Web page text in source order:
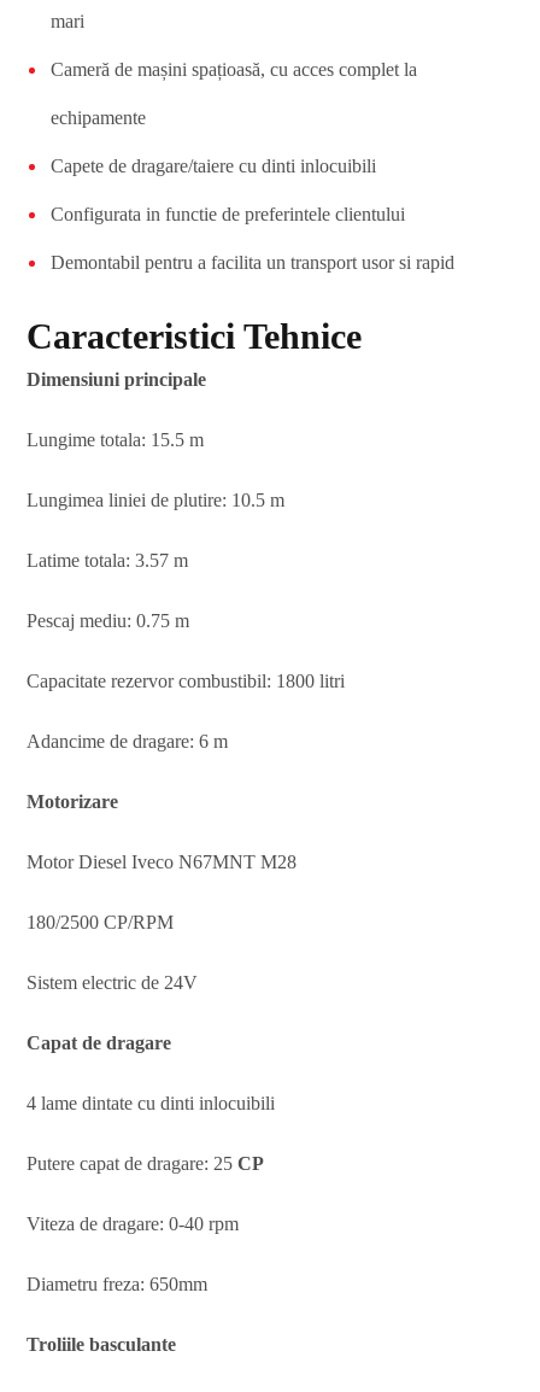
mari
Cameră de mașini spațioasă, cu acces complet la
echipamente
Capete de dragare/taiere cu dinti inlocuibili
Configurata in functie de preferintele clientului
Demontabil pentru a facilita un transport usor si rapid
Caracteristici Tehnice
Dimensiuni principale
Lungime totala: 15.5 m
Lungimea liniei de plutire: 10.5 m
Latime totala: 3.57 m
Pescaj mediu: 0.75 m
Capacitate rezervor combustibil: 1800 litri
Adancime de dragare: 6 m
Motorizare
Motor Diesel Iveco N67MNT M28
180/2500 CP/RPM
Sistem electric de 24V
Capat de dragare
4 lame dintate cu dinti inlocuibili
Putere capat de dragare: 25CP
Viteza de dragare: 0-40 rpm
Diametru freza: 650mm
Troliile basculante